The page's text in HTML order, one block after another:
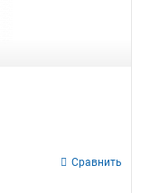
Сравнить